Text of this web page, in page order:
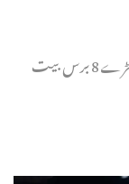
لیجنڈ ری ہیوی ویٹ باکسر کو مداحوں سے بچھڑے8برس بیت